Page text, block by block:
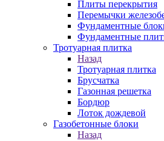
Плиты перекрытия
Перемычки
Фундаментные
Фундаментные
Тротуарная плитка
Назад
Тротуарная плитка
Брусчатка
Газонная решетка
Бордюр
Лоток дождевой
Газобетонные блоки
Назад